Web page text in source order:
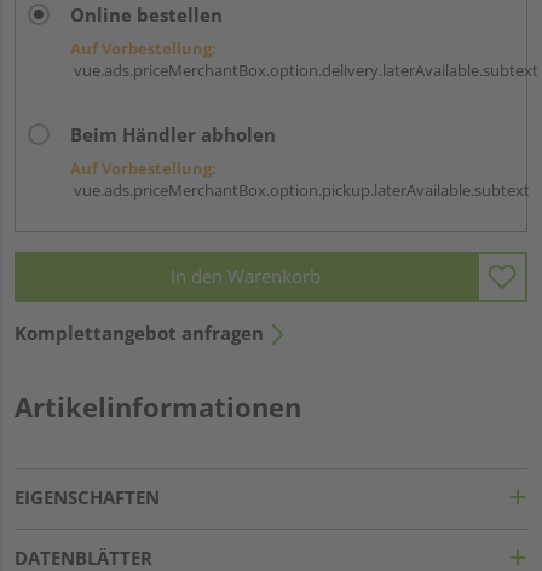
Online bestellen
Auf Vorbestellung:
vue.ads.priceMerchantBox.option.delivery.laterAvailable.subtext
Beim Händler abholen
Auf Vorbestellung:
vue.ads.priceMerchantBox.option.pickup.laterAvailable.subtext
In den Warenkorb
Komplettangebot anfragen
Artikelinformationen
EIGENSCHAFTEN
DATENBLÄTTER